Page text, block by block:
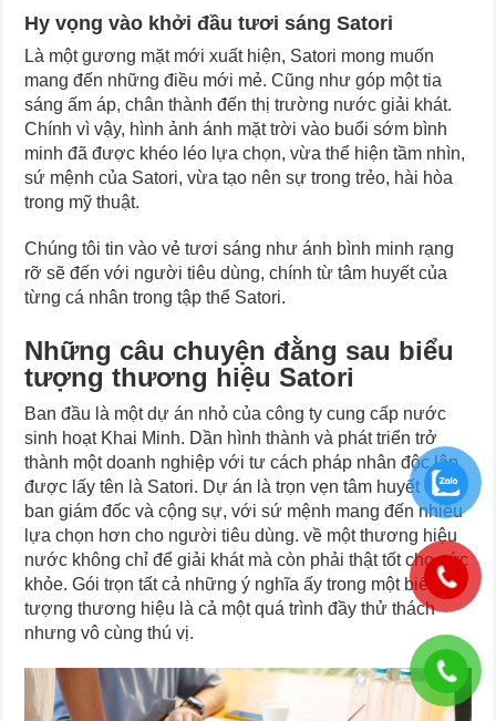
Hy vọng vào khởi đầu tươi sáng Satori
Là một gương mặt mới xuất hiện, Satori mong muốn
mang đến những điều mới mẻ. Cũng như góp một tia
sáng ấm áp, chân thành đến thị trường nước giải khát.
Chính vì vậy, hình ảnh ánh mặt trời vào buổi sớm bình
minh đã được khéo léo lựa chọn, vừa thể hiện tầm nhìn,
sứ mệnh của Satori, vừa tạo nên sự trong trẻo, hài hòa
trong mỹ thuật.
Chúng tôi tin vào vẻ tươi sáng như ánh bình minh rạng
rỡ sẽ đến với người tiêu dùng, chính từ tâm huyết của
từng cá nhân trong tập thể Satori.
Những câu chuyện đằng sau biểu
tượng thương hiệu Satori
Ban đầu là một dự án nhỏ của công ty cung cấp nước
sinh hoạt Khai Minh. Dần hình thành và phát triển trở
thành một doanh nghiệp với tư cách pháp nhân độc lập
được lấy tên là Satori. Dự án là trọn vẹn tâm huyết của
ban giám đốc và cộng sự, với sứ mệnh mang đến nhiều
lựa chọn hơn cho người tiêu dùng. về một thương hiệu
nước không chỉ để giải khát mà còn phải thật tốt cho sức
khỏe. Gói trọn tất cả những ý nghĩa ấy trong một biểu
tượng thương hiệu là cả một quá trình đầy thử thách
nhưng vô cùng thú vị.